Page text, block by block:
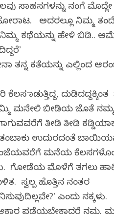
ಸಾಹಸಗಳನ್ನು ನಂಗೆ
ಅದರಲ್ಲೂ ನಿಮ್ಮ
ನಿಮ್ಮ ಕಥೆಯನ್ನು ಹೇಳಿ ಬಿಡಿ..
ತನ್ನ ಕತೆಯನ್ನು ಎಲ್ಲಿಂದ
ಮಾಡುತ್ತಿದ್ದ, ದುಡಿದದ್ದಕ್ಕಿಂತ
ಮನೇಲಿ ಬೀಡಿಯ ಜೊತೆ ನಮ್ಮ
ತೀಡಿ ತೀಡಿ
ಉದುರದಂತೆ
ಮನೆಯ ಕೆಲಸಗಳೊಂದಿಗೇ
ಗೋಡೆಯ ಮೊಳೆಗೆ ತಗಲು
ಸ್ವಲ್ಪ ಹೊತ್ತಿನ ನಂತರ
ಎಂದು ನಕ್ಕಳು.